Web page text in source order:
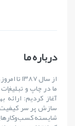
درباره ما
از سال ۱۳۸۷ تا امروز، کیفیت شعار ماست.
آغاز کردیم:
سازش بر سر کیفیت